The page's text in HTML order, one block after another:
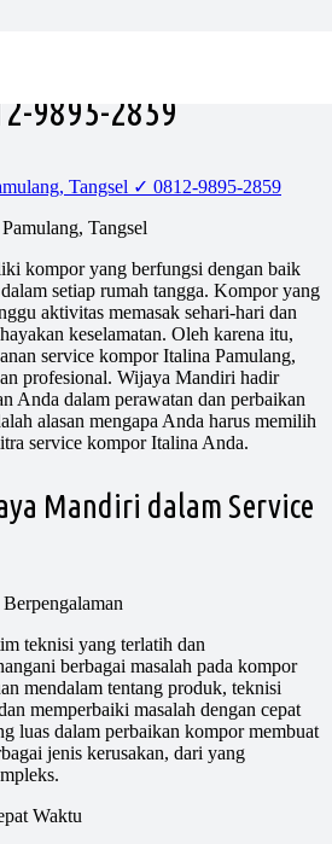
9895-2859
Tangsel ✓ 0812-9895-2859
kompor yang berfungsi dengan baik
setiap rumah tangga. Kompor yang
aktivitas memasak sehari-hari dan
keselamatan. Oleh karena itu,
service kompor Italina Pamulang,
profesional. Wijaya Mandiri hadir
Anda dalam perawatan dan perbaikan
alasan mengapa Anda harus memilih
service kompor Italina Anda.
Mandiri dalam Service
teknisi yang terlatih dan
berbagai masalah pada kompor
mendalam tentang produk, teknisi
memperbaiki masalah dengan cepat
luas dalam perbaikan kompor membuat
jenis kerusakan, dari yang
Waktu